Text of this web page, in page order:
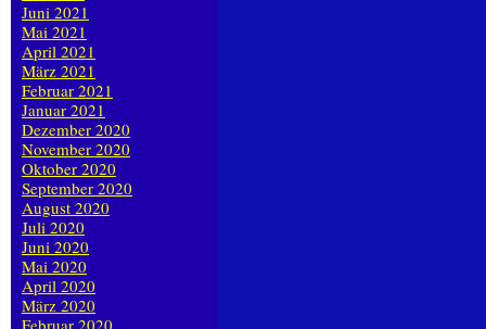
Juni 2021
Mai 2021
April 2021
März 2021
Februar 2021
Januar 2021
Dezember 2020
November 2020
Oktober 2020
September 2020
August 2020
Juli 2020
Juni 2020
Mai 2020
April 2020
März 2020
Februar 2020